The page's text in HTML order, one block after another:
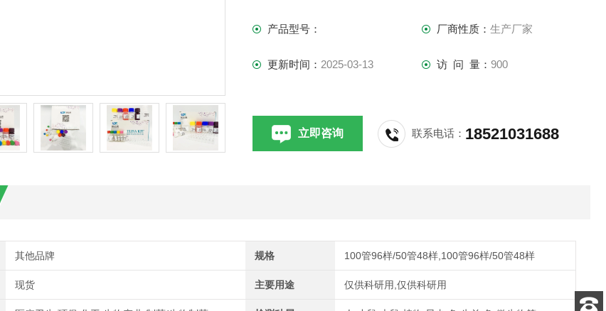
产品型号： 厂商性质： 生产厂家
更新时间： 2025-03-13 访 问 量： 900
立即咨询 联系电话： 18521031688
其他品牌 规格 100管96样/50管48样,100管96样/50管48样
现货 主要用途 仅供科研用,仅供科研用